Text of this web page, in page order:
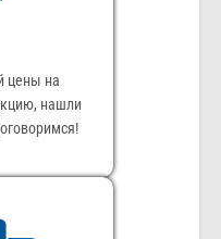
цены на
нашли